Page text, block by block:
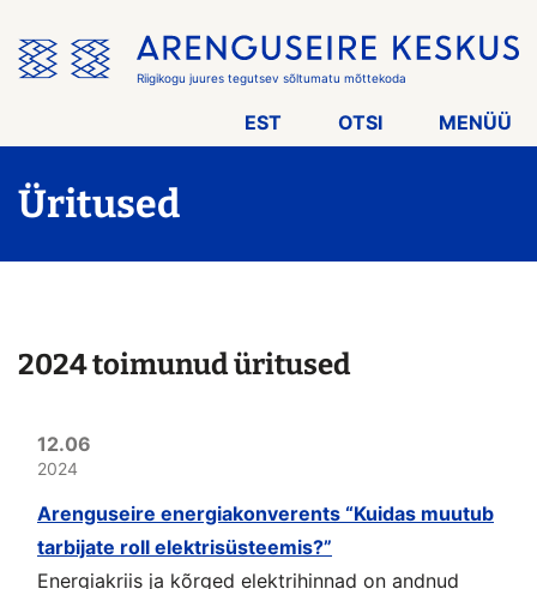
menüü
vahele
Riigikogu juures tegutsev sõltumatu mõttekoda
EST OTSI MENÜÜ
Üritused
2024 toimunud üritused
12.06
2024
Arenguseire energiakonverents “Kuidas muutub
tarbijate roll elektrisüsteemis?”
Energiakriis ja kõrged elektrihinnad on andnud